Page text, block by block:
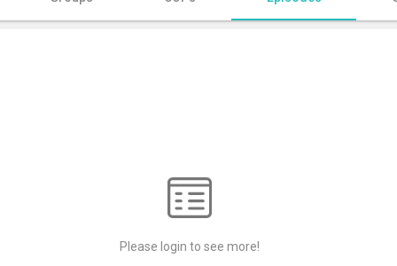
Please login to see more!